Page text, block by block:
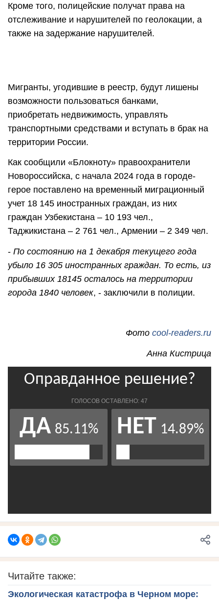
Кроме того, полицейские получат права на
отслеживание и нарушителей по геолокации, а
также на задержание нарушителей.
Мигранты, угодившие в реестр, будут лишены
возможности пользоваться банками,
приобретать недвижимость, управлять
транспортными средствами и вступать в брак на
территории России.
Как сообщили «Блокноту» правоохранители
Новороссийска, с начала 2024 года в городе-
герое поставлено на временный миграционный
учет 18 145 иностранных граждан, из них
граждан Узбекистана – 10 193 чел.,
Таджикистана – 2 761 чел., Армении – 2 349 чел.
- По состоянию на 1 декабря текущего года
убыло 16 305 иностранных граждан. То есть, из
прибывших 18145 осталось на территории
города 1840 человек, - заключили в полиции.
Фото cool-readers.ru
Анна Кистрица
Читайте также:
Экологическая катастрофа в Черном море: